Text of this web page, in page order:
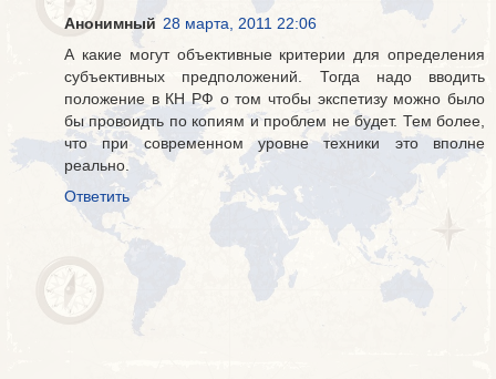
Анонимный 28 марта, 2011 22:06
А какие могут объективные критерии для определения
субъективных предположений. Тогда надо вводить
положение в КН РФ о том чтобы экспетизу можно было
бы провоидть по копиям и проблем не будет. Тем более,
что при современном уровне техники это вполне
реально.
Ответить